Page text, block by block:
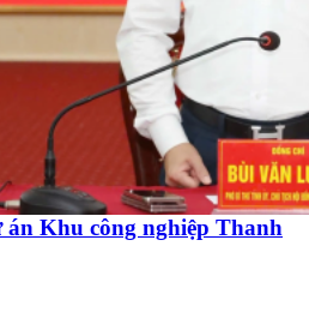
Khu công nghiệp Thanh